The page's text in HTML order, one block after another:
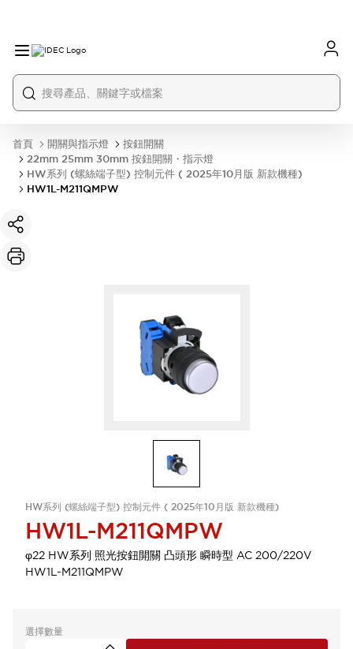
首頁 開關與指示燈
按鈕開關
22mm 25mm 30mm 按鈕開關・指示燈
HW系列 (螺絲端子型) 控制元件 ( 2025年10月版 新款機種)
HW1L-M211QMPW
HW系列 (螺絲端子型) 控制元件 ( 2025年10月版 新款機種)
HW1L-M211QMPW
φ22 HW系列 照光按鈕開關 凸頭形 瞬時型 AC 200/220V
HW1L-M211QMPW
選擇數量